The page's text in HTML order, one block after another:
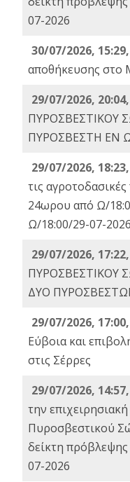
07-2026
30/07/2026,
αποθήκευσης στο
29/07/2026,
ΠΥΡΟΣΒΕΣΤΙΚΟΥ
ΠΥΡΟΣΒΕΣΤΗ ΕΝ
29/07/2026,
τις
24ωρου από Ω/
Ω/18:00/29-07-2026
29/07/2026,
ΠΥΡΟΣΒΕΣΤΙΚΟΥ
ΔΥΟ
29/07/2026,
Εύβοια και
στις Σέρρες
29/07/2026,
την
Πυροσβεστικού
δείκτη πρόβλεψης
07-2026